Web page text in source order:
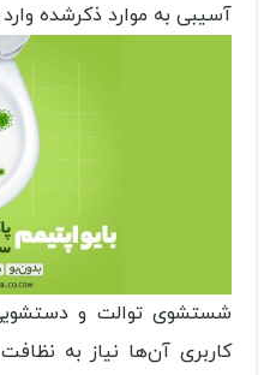
آسیبی به موارد ذکرشده
شستشوی توالت و
کاربری آن‌ها نیاز به